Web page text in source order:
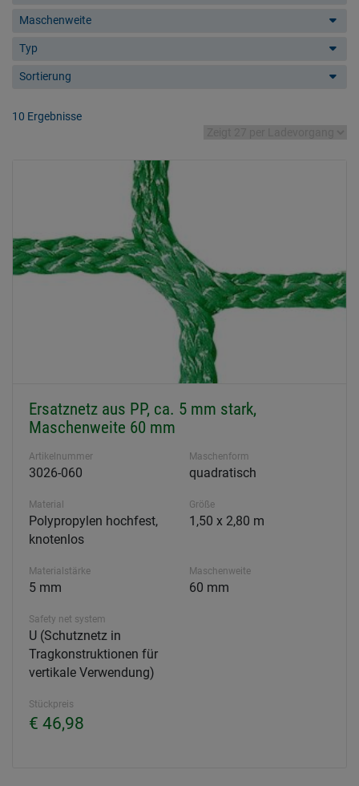
Maschenweite
Typ
Sortierung
10 Ergebnisse
Ersatznetz aus PP, ca. 5 mm stark,
Maschenweite 60 mm
Artikelnummer
3026-060
Maschenform
quadratisch
Material
Polypropylen hochfest,
knotenlos
Größe
1,50 x 2,80 m
Materialstärke
5 mm
Maschenweite
60 mm
Safety net system
U (Schutznetz in
Tragkonstruktionen für
vertikale Verwendung)
Stückpreis
€ 46,98